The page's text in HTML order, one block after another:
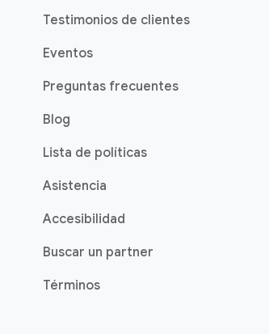
Testimonios de clientes
Eventos
Preguntas frecuentes
Blog
Lista de políticas
Asistencia
Accesibilidad
Buscar un partner
Términos